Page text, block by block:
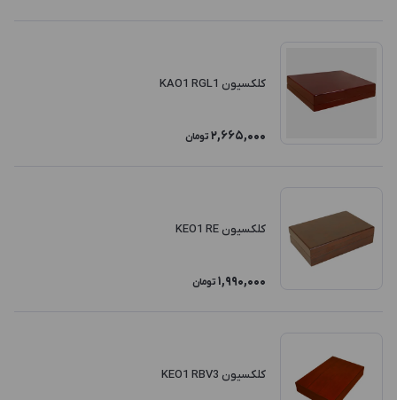
کلکسیون KAO1 RGL1
2,665,000 تومان
کلکسیون KEO1 RE
1,990,000 تومان
کلکسیون KEO1 RBV3